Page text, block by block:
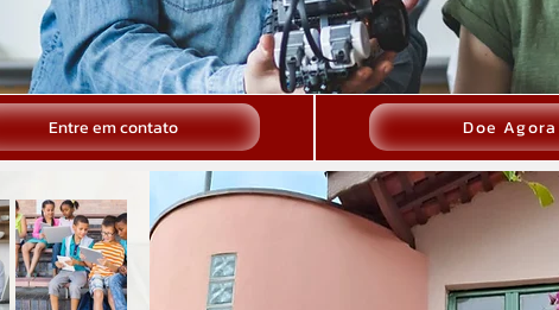
Entre em contato Doe Agora